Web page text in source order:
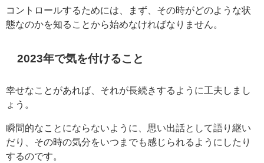
コントロールするためには、まず、その時がどのような状
態なのかを知ることから始めなければなりません。
2023年で気を付けること
幸せなことがあれば、それが長続きするように工夫しまし
ょう。
瞬間的なことにならないように、思い出話として語り継い
だり、その時の気分をいつまでも感じられるようにしたり
するのです。